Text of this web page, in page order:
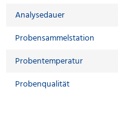
Analysedauer
Probensammelstation
Probentemperatur
Probenqualität